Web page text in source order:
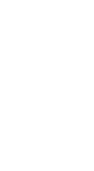
Принцип действия
на основной
и допуск к работе с
штроборезом или